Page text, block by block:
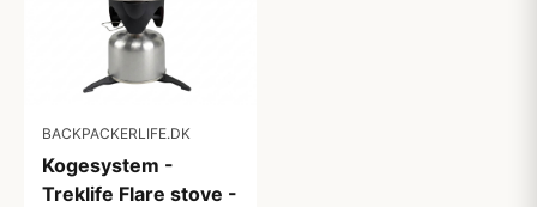
BACKPACKERLIFE.DK
Kogesystem -
Treklife Flare stove -